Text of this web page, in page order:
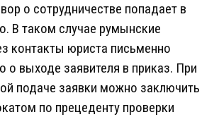
о сотрудничестве попадает в
В таком случае румынские
контакты юриста письменно
о выходе заявителя в приказ. При
подаче заявки можно заключить
по прецеденту проверки